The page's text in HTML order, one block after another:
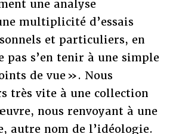
une analyse
multiplicité d’essais
et particuliers, en
pas s’en tenir à une simple
de vue ». Nous
très vite à une collection
nous renvoyant à une
autre nom de l’idéologie.